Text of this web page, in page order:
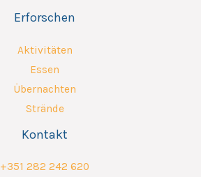
Erforschen
Aktivitäten
Essen
Übernachten
Strände
Kontakt
+351 282 242 620